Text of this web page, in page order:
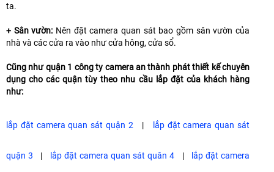
ta.
+ Sân vườn: Nên đặt camera quan sát bao gồm sân vườn của
nhà và các cửa ra vào như cửa hông, cửa sổ.
Cũng như quận 1 công ty camera an thành phát thiết kế chuyên
dụng cho các quận tùy theo nhu cầu lắp đặt của khách hàng
như:
lắp đặt camera quan sát quận 2 | lắp đặt camera quan sát
quận 3 | lắp đặt camera quan sát quân 4 | lắp đặt camera